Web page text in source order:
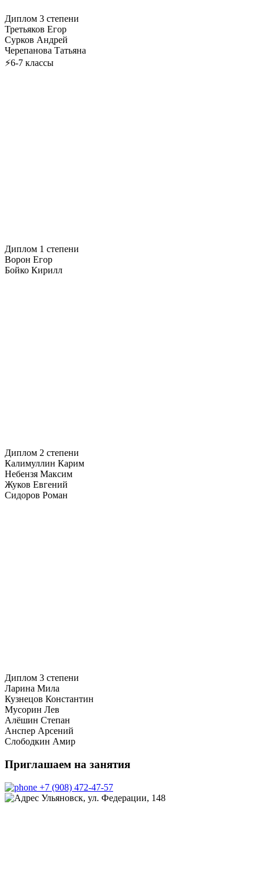
Диплом 3 степени
Третьяков Егор
Сурков Андрей
Черепанова Татьяна
⚡6-7 классы
Диплом 1 степени
Ворон Егор
Бойко Кирилл
Диплом 2 степени
Калимуллин Карим
Небензя Максим
Жуков Евгений
Сидоров Роман
Диплом 3 степени
Ларина Мила
Кузнецов Константин
Мусорин Лев
Алёшин Степан
Анспер Арсений
Слободкин Амир
Приглашаем на занятия
+7 (908) 472-47-57
Ульяновск, ул. Федерации, 148